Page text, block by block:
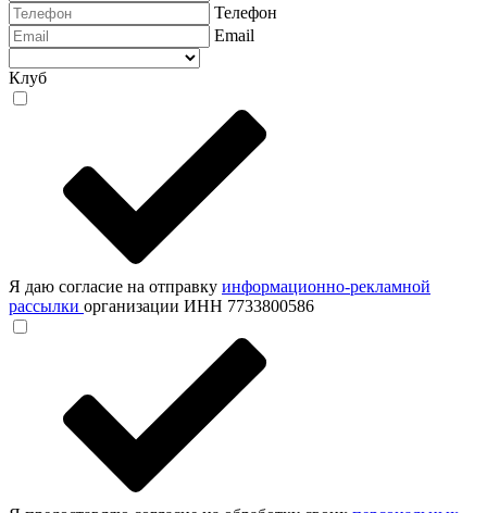
Телефон
Email
Клуб
Я даю согласие на отправку информационно-рекламной
рассылки организации ИНН 7733800586